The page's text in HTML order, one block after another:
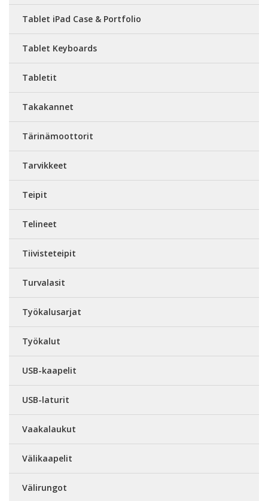
Tablet iPad Case & Portfolio
Tablet Keyboards
Tabletit
Takakannet
Tärinämoottorit
Tarvikkeet
Teipit
Telineet
Tiivisteteipit
Turvalasit
Työkalusarjat
Työkalut
USB-kaapelit
USB-laturit
Vaakalaukut
Välikaapelit
Välirungot